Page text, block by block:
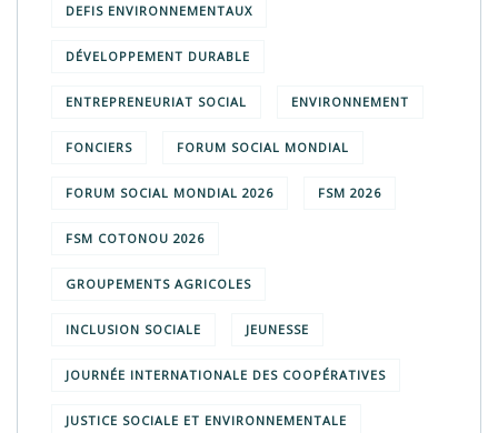
DEFIS ENVIRONNEMENTAUX
DÉVELOPPEMENT DURABLE
ENTREPRENEURIAT SOCIAL ENVIRONNEMENT
FONCIERS FORUM SOCIAL MONDIAL
FORUM SOCIAL MONDIAL 2026 FSM 2026
FSM COTONOU 2026
GROUPEMENTS AGRICOLES
INCLUSION SOCIALE JEUNESSE
JOURNÉE INTERNATIONALE DES COOPÉRATIVES
JUSTICE SOCIALE ET ENVIRONNEMENTALE